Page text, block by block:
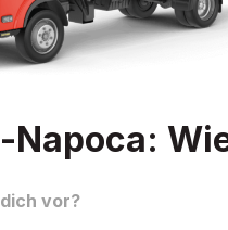
Napoca:
vor?